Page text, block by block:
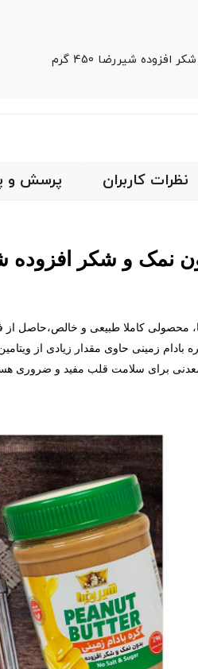
شیررضا 450 گرم
نظرات کاربران پرسش و
نمک و شکر افزوده
کاملا طبیعی و خالص،حاصل از
زمینی حاوی مقدار زیادی از
برای سلامت قلب مفید و ضروری